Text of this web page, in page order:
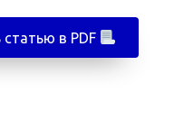
статью в PDF